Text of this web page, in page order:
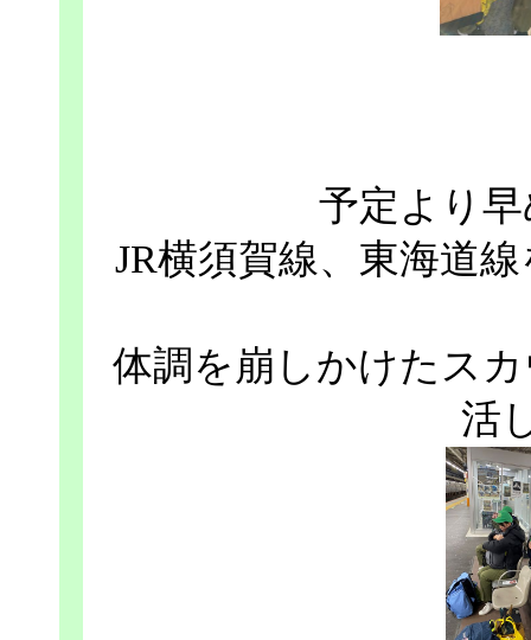
予定より
JR横須賀線、東海道
体調を崩しかけたス
活